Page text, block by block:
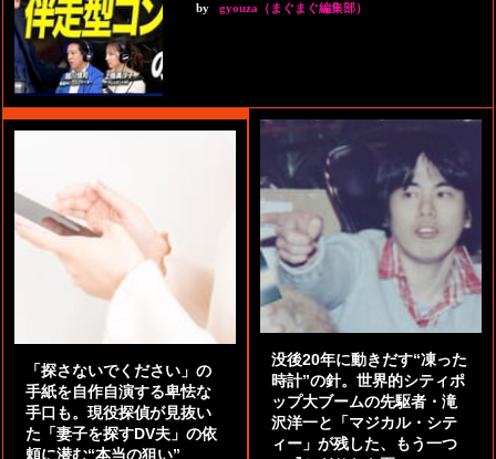
by gyouza（まぐまぐ編集部）
「探さないでください」の
手紙を自作自演する卑怯な
手口も。現役探偵が見抜い
た「妻子を探すDV夫」の依
頼に潜む“本当の狙い”
没後20年に動きだす“凍った
時計”の針。世界的シティポ
ップ大ブームの先駆者・滝
沢洋一と「マジカル・シテ
ィー」が残した、もう一つ